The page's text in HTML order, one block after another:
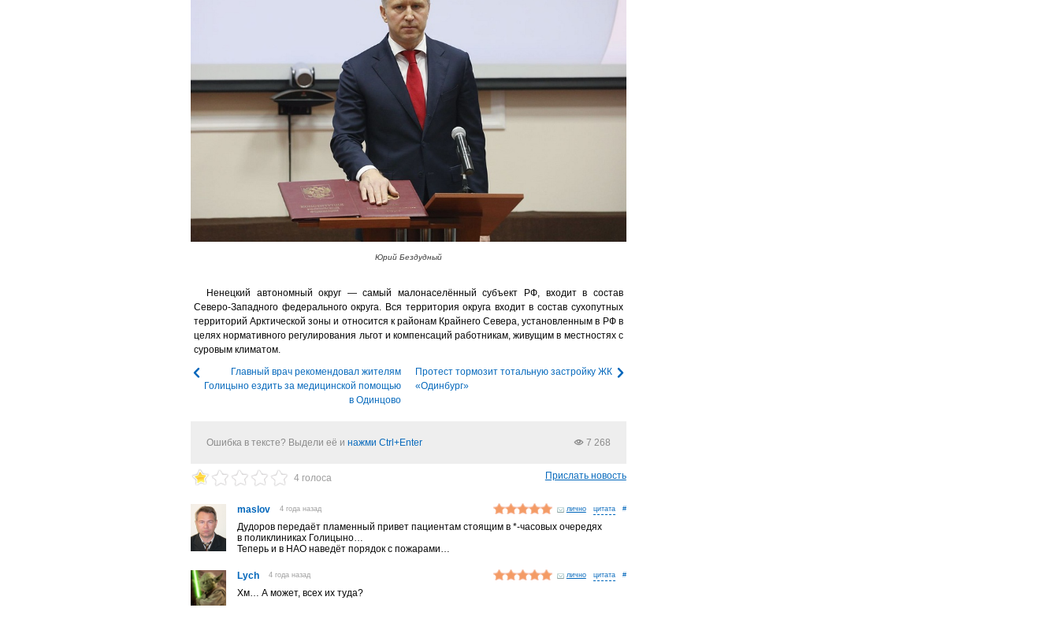
Юрий Бездудный
Ненецкий автономный округ — самый малонаселённый субъект РФ, входит в состав
Северо-Западного федерального округа. Вся территория округа входит в состав сухопутных
территорий Арктической зоны и относится к районам Крайнего Севера, установленным в РФ в
целях нормативного регулирования льгот и компенсаций работникам, живущим в местностях с
суровым климатом.
Главный врач рекомендовал жителям
Голицыно ездить за медицинской помощью
в Одинцово
Протест тормозит тотальную застройку ЖК
«Одинбург»
Ошибка в тексте? Выдели её и нажми Ctrl+Enter 7 268
4 голоса Прислать новость
maslov 4 года назад лично #
Дудоров передаёт пламенный привет пациентам стоящим в *-часовых очередях
в поликлиниках Голицыно…
Теперь и в НАО наведёт порядок с пожарами…
Lych 4 года назад лично #
Хм… А может, всех их туда?